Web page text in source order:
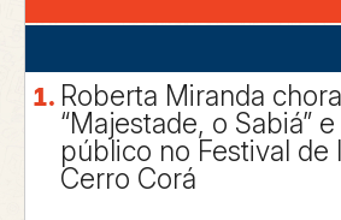
Roberta Miranda
“Majestade, o Sabiá”
público no Festival de
Cerro Corá